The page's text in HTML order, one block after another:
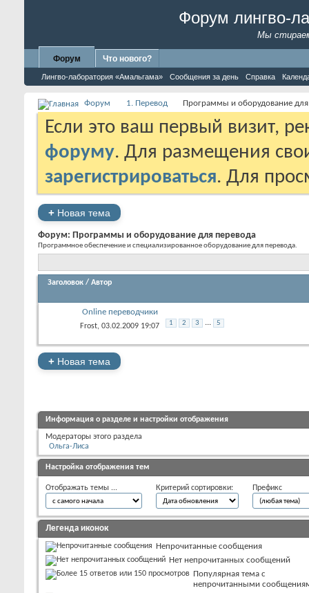
Форум лингво-
Мы
Форум
Лингво-лаборатория «Амальгама» Сообщения за день Справка
Что нового?
Форум 1. Перевод Программы и оборудование для
Если это ваш первый визит,
форуму. Для размещения
зарегистрироваться. Для
+ Новая тема
Форум: Программы и оборудование для перевода
Программное обеспечение и специализированное оборудование для перевода.
Заголовок / Автор
Online переводчики
Frost, 03.02.2009 19:07 1 2 3 ... 5
+ Новая тема
Информация о разделе и настройки отображения
Модераторы этого раздела
Ольга-Лиса
Настройка отображения тем
Отображать темы ... Критерий сортировки: Префикс
Легенда иконок
Непрочитанные сообщения
Нет непрочитанных сообщений
Популярная тема с
непрочитанными